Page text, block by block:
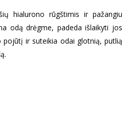
hialurono rūgštimis ir pažangiu
odą drėgme, padeda išlaikyti jos
ir suteikia odai glotnią, putlią